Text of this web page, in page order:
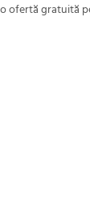
ofertă gratuită